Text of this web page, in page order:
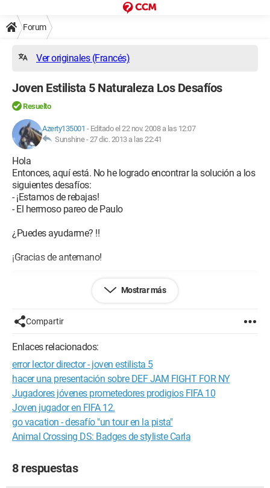
Forum
Ver originales (Francés)
Joven Estilista 5 Naturaleza Los Desafíos
Resuelto
Azerty135001 - Editado el 22 nov. 2008 a las 12:07
Sunshine -27 dic. 2013 a las 22:41
Hola
Entonces, aquí está. No he logrado encontrar la solución a los
siguientes desafíos:
- ¡Estamos de rebajas!
- El hermoso pareo de Paulo
¿Puedes ayudarme? !!
¡Gracias de antemano!
Mostrar más
Compartir
Enlaces relacionados:
error lector director - joven estilista 5
hacer una presentación sobre DEF JAM FIGHT FOR NY
Jugadores jóvenes prometedores prodigios FIFA 10
Joven jugador en FIFA 12.
go vacation - desafío "un tour en la pista"
Animal Crossing DS: Badges de styliste Carla
8 respuestas